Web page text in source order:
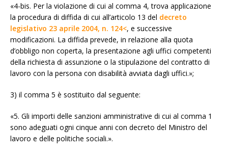
«4-bis. Per la violazione di cui al comma 4, trova applicazione
la procedura di diffida di cui all’articolo 13 del decreto
legislativo 23 aprile 2004, n. 124<, e successive
modificazioni. La diffida prevede, in relazione alla quota
d’obbligo non coperta, la presentazione agli uffici competenti
della richiesta di assunzione o la stipulazione del contratto di
lavoro con la persona con disabilità avviata dagli uffici.»;
3) il comma 5 è sostituito dal seguente:
«5. Gli importi delle sanzioni amministrative di cui al comma 1
sono adeguati ogni cinque anni con decreto del Ministro del
lavoro e delle politiche sociali.».